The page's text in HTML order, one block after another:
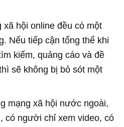
xã hội online đều có một
Nếu tiếp cận tổng thể khi
kiếm, quảng cáo và đề
sẽ không bị bỏ sót một
mạng xã hội nước ngoài,
có người chỉ xem video, có